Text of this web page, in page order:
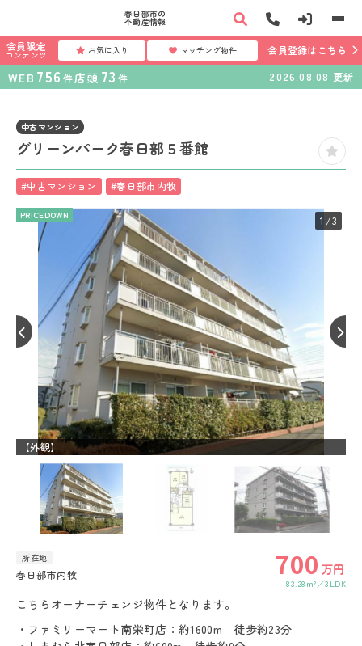
春日部市の
不動産情報
会員限定
コンテンツ お気に入り マッチング物件 会員登録はこちら
WEB 756 件店頭 73 件 2026.08.08 更新
中古マンション
グリーンパーク春日部５番館
#中古マンション #春日部市内牧
PRICEDOWN 1 /3
【外観】
所在地
春日部市内牧 700 万円
83.28m² 3LDK
こちらオーナーチェンジ物件となります。
・ファミリーマート南栄町店：約1600m 徒歩約23分